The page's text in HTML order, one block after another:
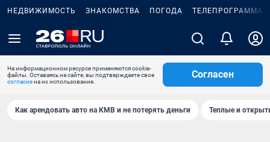
НЕДВИЖИМОСТЬ ЗНАКОМСТВА ПОГОДА ТЕЛЕПРОГРАММА
На информационном ресурсе применяются cookie-
файлы. Оставаясь на сайте, вы подтверждаете свое
согласиена их использование.
Согласен
Как арендовать авто на КМВ и не потерять деньги Теплые и